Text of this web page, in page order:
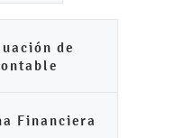
de
Financiera